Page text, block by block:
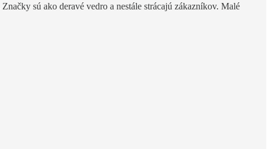
sú ako deravé vedro a nestále strácajú zákazníkov. Malé